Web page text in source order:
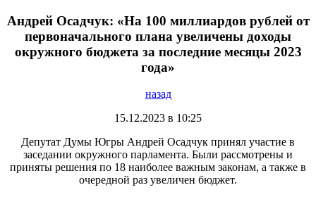
Андрей Осадчук: «На 100 миллиардов рублей от
первоначального плана увеличены доходы
окружного бюджета за последние месяцы 2023
года»
назад
15.12.2023 в 10:25
Депутат Думы Югры Андрей Осадчук принял участие в
заседании окружного парламента. Были рассмотрены и
приняты решения по 18 наиболее важным законам, а также в
очередной раз увеличен бюджет.